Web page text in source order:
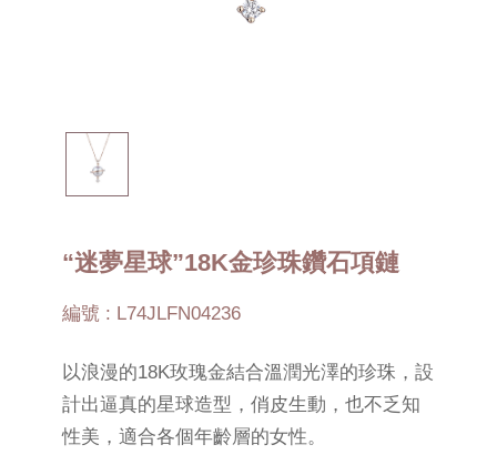
“迷夢星球”18K金珍珠鑽石項鏈
編號 : L74JLFN04236
以浪漫的18K玫瑰金結合溫潤光澤的珍珠，設
計出逼真的星球造型，俏皮生動，也不乏知
性美，適合各個年齡層的女性。